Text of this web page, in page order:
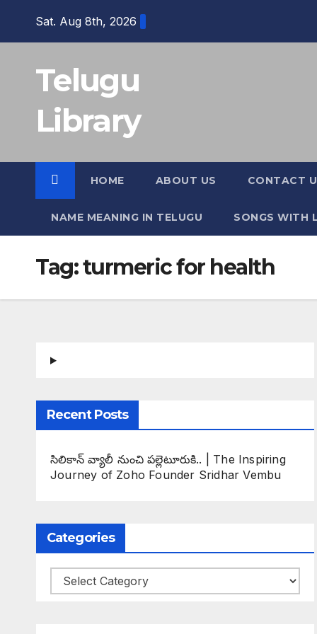
Sat. Aug 8th, 2026
Telugu
Library
HOME ABOUT US CONTACT
NAME MEANING IN TELUGU SONGS WITH
Tag:turmeric for health
Recent Posts
సిలికాన్ వ్యాలీ నుంచి పల్లెటూరుకి.. | The Inspiring
Journey of Zoho Founder Sridhar Vembu
Categories
Categories